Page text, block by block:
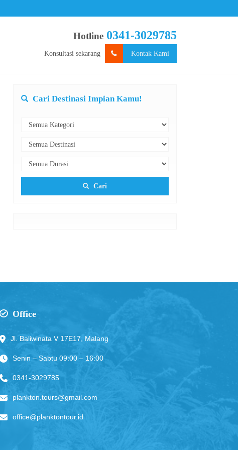
Hotline 0341-3029785
Konsultasi sekarang Kontak Kami
Cari Destinasi Impian Kamu!
Cari
Office
Jl. Baliwinata V 17E17, Malang
Senin – Sabtu 09:00 – 16:00
0341-3029785
plankton.tours@gmail.com
office@planktontour.id